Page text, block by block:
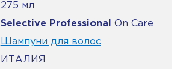
275 мл
Selective Professional
On Care
Шампуни для волос
ИТАЛИЯ